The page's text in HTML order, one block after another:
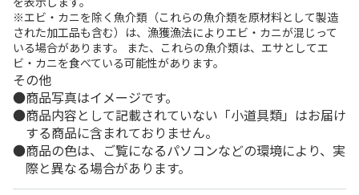
※エビ・カニを除く魚介類（これらの魚介類を原材料として製造
された加工品も含む）は、漁獲漁法によりエビ・カニが混じって
いる場合があります。 また、これらの魚介類は、エサとしてエ
ビ・カニを食べている可能性があります。
その他
商品写真はイメージです。
商品内容として記載されていない「小道具類」はお届け
する商品に含まれておりません。
商品の色は、ご覧になるパソコンなどの環境により、実
際と異なる場合があります。